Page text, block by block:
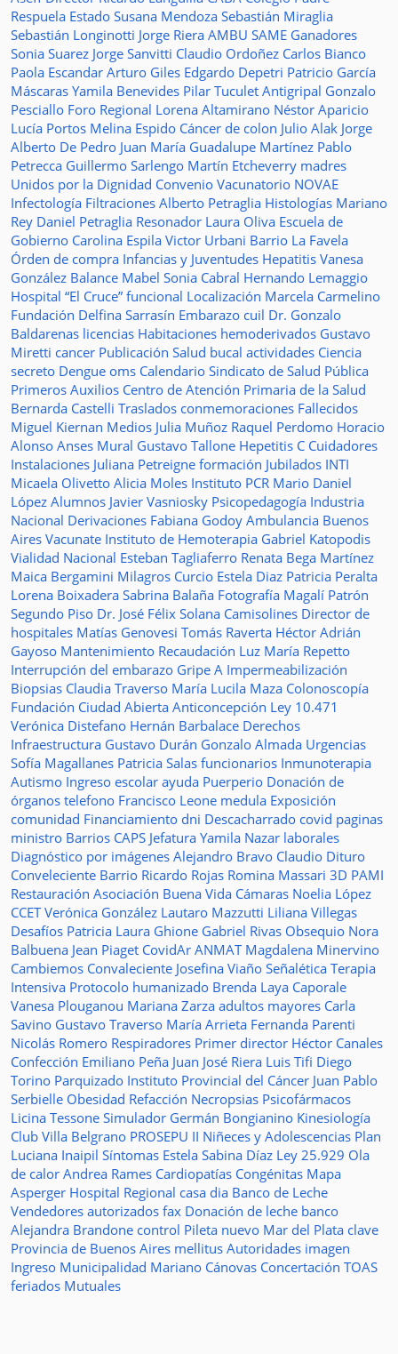
Respuela Estado Susana Mendoza Sebastián Miraglia
Sebastián Longinotti Jorge Riera AMBU SAME Ganadores
Sonia Suarez Jorge Sanvitti Claudio Ordoñez Carlos Bianco
Paola Escandar Arturo Giles Edgardo Depetri Patricio García
Máscaras Yamila Benevides Pilar Tuculet Antigripal Gonzalo
Pesciallo Foro Regional Lorena Altamirano Néstor Aparicio
Lucía Portos Melina Espido Cáncer de colon Julio Alak Jorge
Alberto De Pedro Juan María Guadalupe Martínez Pablo
Petrecca Guillermo Sarlengo Martín Etcheverry madres
Unidos por la Dignidad Convenio Vacunatorio NOVAE
Infectología Filtraciones Alberto Petraglia Histologías Mariano
Rey Daniel Petraglia Resonador Laura Oliva Escuela de
Gobierno Carolina Espila Victor Urbani Barrio La Favela
Órden de compra Infancias y Juventudes Hepatitis Vanesa
González Balance Mabel Sonia Cabral Hernando Lemaggio
Hospital “El Cruce” funcional Localización Marcela Carmelino
Fundación Delfina Sarrasín Embarazo cuil Dr. Gonzalo
Baldarenas licencias Habitaciones hemoderivados Gustavo
Miretti cancer Publicación Salud bucal actividades Ciencia
secreto Dengue oms Calendario Sindicato de Salud Pública
Primeros Auxilios Centro de Atención Primaria de la Salud
Bernarda Castelli Traslados conmemoraciones Fallecidos
Miguel Kiernan Medios Julia Muñoz Raquel Perdomo Horacio
Alonso Anses Mural Gustavo Tallone Hepetitis C Cuidadores
Instalaciones Juliana Petreigne formación Jubilados INTI
Micaela Olivetto Alicia Moles Instituto PCR Mario Daniel
López Alumnos Javier Vasniosky Psicopedagogía Industria
Nacional Derivaciones Fabiana Godoy Ambulancia Buenos
Aires Vacunate Instituto de Hemoterapia Gabriel Katopodis
Vialidad Nacional Esteban Tagliaferro Renata Bega Martínez
Maica Bergamini Milagros Curcio Estela Diaz Patricia Peralta
Lorena Boixadera Sabrina Balaña Fotografía Magalí Patrón
Segundo Piso Dr. José Félix Solana Camisolines Director de
hospitales Matías Genovesi Tomás Raverta Héctor Adrián
Gayoso Mantenimiento Recaudación Luz María Repetto
Interrupción del embarazo Gripe A Impermeabilización
Biopsias Claudia Traverso María Lucila Maza Colonoscopía
Fundación Ciudad Abierta Anticoncepción Ley 10.471
Verónica Distefano Hernán Barbalace Derechos
Infraestructura Gustavo Durán Gonzalo Almada Urgencias
Sofía Magallanes Patricia Salas funcionarios Inmunoterapia
Autismo Ingreso escolar ayuda Puerperio Donación de
órganos telefono Francisco Leone medula Exposición
comunidad Financiamiento dni Descacharrado covid paginas
ministro Barrios CAPS Jefatura Yamila Nazar laborales
Diagnóstico por imágenes Alejandro Bravo Claudio Dituro
Conveleciente Barrio Ricardo Rojas Romina Massari 3D PAMI
Restauración Asociación Buena Vida Cámaras Noelia López
CCETVerónica González Lautaro Mazzutti Liliana Villegas
Desafíos Patricia Laura Ghione Gabriel Rivas Obsequio Nora
Balbuena Jean Piaget CovidAr ANMAT Magdalena Minervino
Cambiemos Convaleciente Josefina Viaño Señalética Terapia
Intensiva Protocolo humanizado Brenda Laya Caporale
Vanesa Plouganou Mariana Zarza adultos mayores Carla
Savino Gustavo Traverso María Arrieta Fernanda Parenti
Nicolás Romero Respiradores Primer director Héctor Canales
Confección Emiliano Peña Juan José Riera Luis Tifi Diego
Torino Parquizado Instituto Provincial del Cáncer Juan Pablo
Serbielle Obesidad Refacción Necropsias Psicofármacos
Licina Tessone Simulador Germán Bongianino Kinesiología
Club Villa Belgrano PROSEPU II Niñeces y Adolescencias Plan
Luciana Inaipil Síntomas Estela Sabina Díaz Ley 25.929 Ola
de calor Andrea Rames Cardiopatías Congénitas Mapa
Asperger Hospital Regional casa dia Banco de Leche
Vendedores autorizados fax Donación de leche banco
Alejandra Brandone control Pileta nuevo Mar del Plata clave
Provincia de Buenos Aires mellitus Autoridades imagen
Ingreso Municipalidad Mariano Cánovas Concertación TOAS
feriados Mutuales